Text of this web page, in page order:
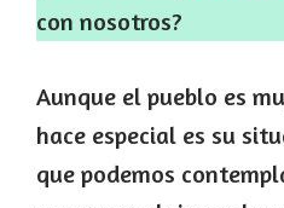
con nosotros?
Aunque el pueblo es
hace especial es su
que podemos